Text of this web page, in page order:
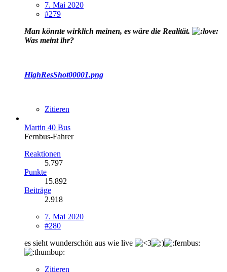
7. Mai 2020
#279
Man könnte wirklich meinen, es wäre die Realität.
Was meint ihr?
HighResShot00001.png
Zitieren
Martin 40 Bus
Fernbus-Fahrer
Reaktionen
5.797
Punkte
15.892
Beiträge
2.918
7. Mai 2020
#280
es sieht wunderschön aus wie live
Zitieren